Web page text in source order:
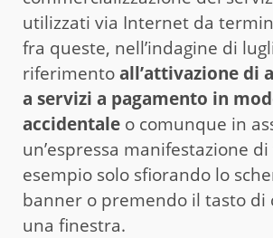
utilizzati via Internet da
fra queste, nell’indagine di
riferimentoall’attivazione di
a servizi a pagamento in
accidentale o comunque in
un’espressa manifestazione
esempio solo sfiorando lo
banner o premendo il tasto di
una finestra.